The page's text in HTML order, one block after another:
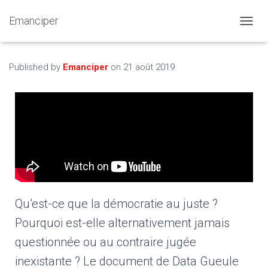
Emanciper
U
Published by Emanciper on 21 août 2019
Qu’est-ce que la démocratie au juste ?
Pourquoi est-elle alternativement jamais
questionnée ou au contraire jugée
inexistante ? Le document de Data Gueule